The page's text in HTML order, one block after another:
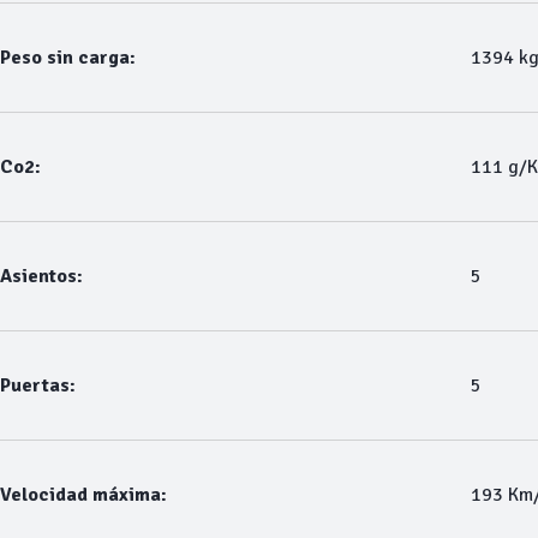
Peso sin carga: 1394 kg
Co2: 111 g/
Asientos: 5
Puertas: 5
Velocidad máxima: 193